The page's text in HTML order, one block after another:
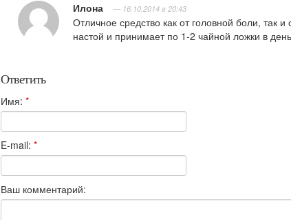
Илона — 16.10.2014 в 20:43
Отличное средство как от головной боли, так
настой и принимает по 1-2 чайной ложки в
Ответить
Имя: *
E-mail: *
Ваш комментарий: